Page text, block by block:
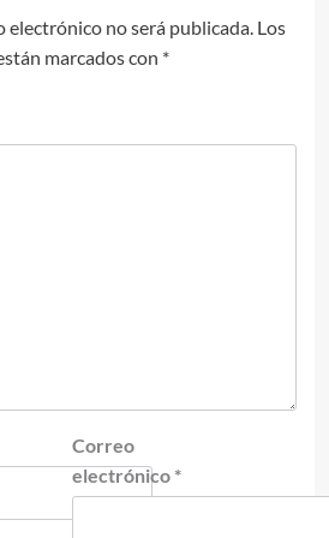
electrónico no será publicada. Los
marcados con *
Correo
electrónico *